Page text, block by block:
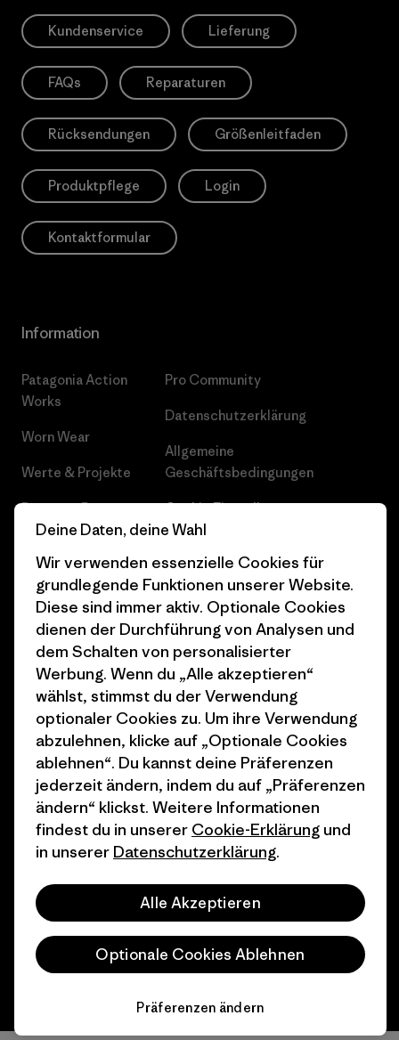
Kundenservice Lieferung
FAQs Reparaturen
Rücksendungen Größenleitfaden
Produktpflege Login
Kontaktformular
Information
Patagonia Action
Works
Worn Wear
Werte & Projekte
Progress Report
Business Unusual
Klimaziele
1% For The Planet
Wie wir finanzieren
Geschenkgutscheine
Stores in deiner Nähe
Pro Community
Datenschutzerklärung
Allgemeine
Geschäftsbedingungen
Cookie Einstellungen
Pressekontakt
Industry program
Affiliate-Programm
Patagonia Schweiz
Seitenverzeichnis
© 2026 Patagonia, Inc. All Rights Reserved.
Deutsch
Deine Daten, deine Wahl
Wir verwenden essenzielle Cookies für
grundlegende Funktionen unserer Website.
Diese sind immer aktiv. Optionale Cookies
dienen der Durchführung von Analysen und
dem Schalten von personalisierter
Werbung. Wenn du „Alle akzeptieren“
wählst, stimmst du der Verwendung
optionaler Cookies zu. Um ihre Verwendung
abzulehnen, klicke auf „Optionale Cookies
ablehnen“. Du kannst deine Präferenzen
jederzeit ändern, indem du auf „Präferenzen
ändern“ klickst. Weitere Informationen
findest du in unserer Cookie-Erklärung und
in unserer Datenschutzerklärung.
Alle Akzeptieren
Optionale Cookies Ablehnen
Präferenzen ändern